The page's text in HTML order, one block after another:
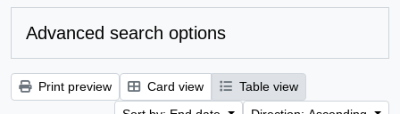
Advanced search options
Print preview Card view
Table view